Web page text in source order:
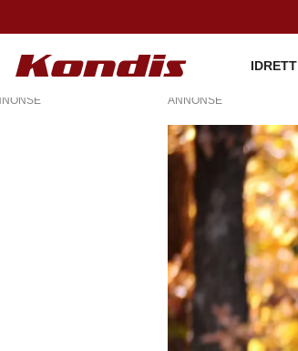
IDRETT
ANNONSE